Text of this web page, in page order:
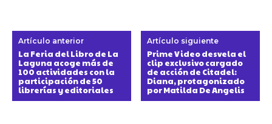
Artículo anterior
La Feria del Libro de La
Laguna acoge más de
100 actividades con la
participación de 50
librerías y editoriales
Artículo siguiente
Prime Video desvela el
clip exclusivo cargado
de acción de Citadel:
Diana, protagonizado
por Matilda De Angelis